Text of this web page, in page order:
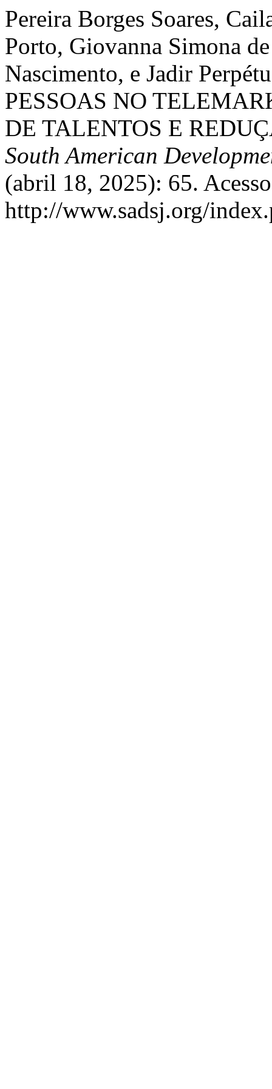
Pereira Borges Soares,
Porto, Giovanna Simona
Nascimento, e Jadir
PESSOAS NO
DE TALENTOS E
South American
(abril 18, 2025): 65.
http://www.sadsj.org/